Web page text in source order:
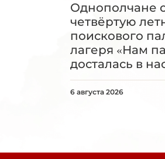
Однополчане
четвёртую
поискового
лагеря «Нам
досталась в
6 августа 2026